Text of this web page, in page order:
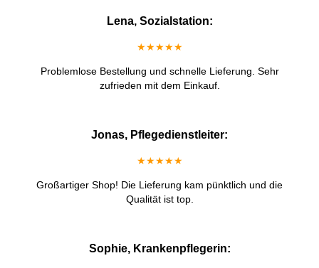
Lena, Sozialstation:
★★★★★
Problemlose Bestellung und schnelle Lieferung. Sehr
zufrieden mit dem Einkauf.
Jonas, Pflegedienstleiter:
★★★★★
Großartiger Shop! Die Lieferung kam pünktlich und die
Qualität ist top.
Sophie, Krankenpflegerin: